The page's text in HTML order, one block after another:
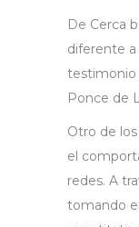
De Cerca
diferente
testimonio
Ponce de
Otro de
el
redes. A
tomando